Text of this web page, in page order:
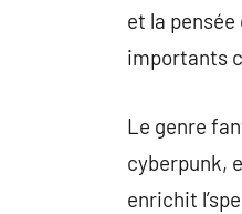
et la
importants
Le genre
cyberpunk,
enrichit